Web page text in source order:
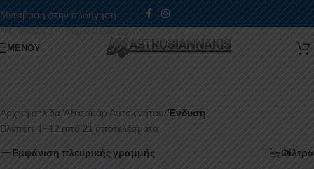
Μετάβαση στην πλοήγηση
Μετάβαση στο κύριο περιεχόμενο
ΜΕΝΟΎ
Αρχική σελίδα/Αξεσουάρ Αυτοκινήτου/Ένδυση
Βλέπετε 1–12 από 21 αποτελέσματα
Εμφάνιση πλευρικής γραμμής Φίλτρα